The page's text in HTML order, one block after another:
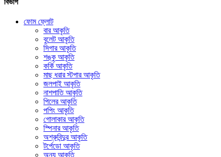
বিভাগ
ফোম ফ্লোট
বার আকৃতি
বুলেট আকৃতি
সিগার আকৃতি
শঙ্কু আকৃতি
কর্কি আকৃতি
মাছ ধরার স্টপার আকৃতি
জলপাই আকৃতি
নাশপাতি আকৃতি
পিলের আকৃতি
পপিং আকৃতি
গোলাকার আকৃতি
স্পিনার আকৃতি
অশ্রুবিন্দুর আকৃতি
টর্পেডো আকৃতি
অন্য আকৃতি